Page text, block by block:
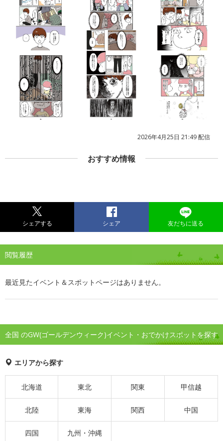
2026年4月25日 21:49 配信
おすすめ情報
シェアする シェア 友だちに送る
閲覧履歴
最近見たイベント＆スポットページはありません。
全国 のGW(ゴールデンウィーク)イベント・おでかけスポットを探す
エリアから探す
北海道 東北 関東 甲信越
北陸 東海 関西 中国
四国 九州・沖縄